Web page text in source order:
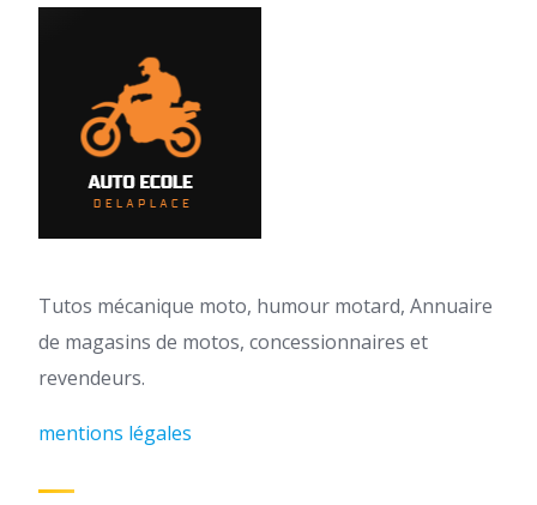
Tutos mécanique moto, humour motard, Annuaire
de magasins de motos, concessionnaires et
revendeurs.
mentions légales